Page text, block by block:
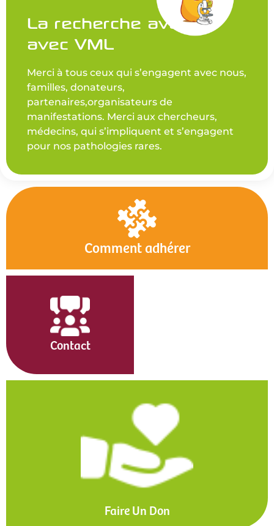
La recherche avance
avec VML
Merci à tous ceux qui s’engagent avec nous,
familles, donateurs,
partenaires,organisateurs de
manifestations. Merci aux chercheurs,
médecins, qui s’impliquent et s’engagent
pour nos pathologies rares.
Comment adhérer
Contact
Faire Un Don